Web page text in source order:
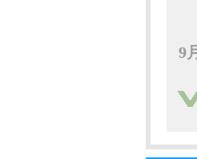
9月